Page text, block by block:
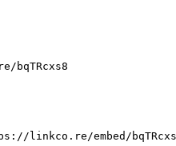
linkco.re/embed/